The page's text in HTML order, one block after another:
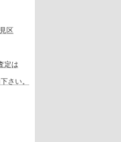
区
定は
さい。